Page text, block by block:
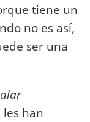
tiene un
no es así,
ser una
han